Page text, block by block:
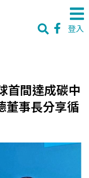
登入
首間達成碳中
董事長分享循